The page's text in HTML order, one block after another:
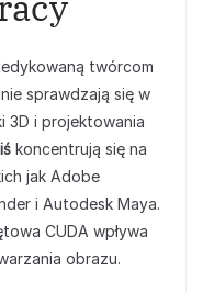
twórcom
sprawdzają się w
3D i projektowania
koncentrują się na
jak Adobe
i Autodesk Maya.
CUDA wpływa
obrazu.